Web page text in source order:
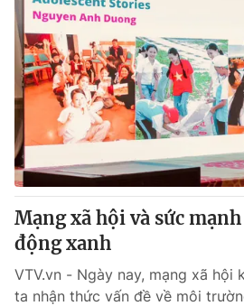
Theo dõi báo trên
Cơ quan chủ quản:Đài Truyền hình
Cơ quan báo chí:Thời báo VTV
Giấy phép hoạt động báo in và báo
cấp ngày 29/12/2023
Tổng Biên tập:Vũ Thanh Thủy
Phó Tổng Biên tập:Nguyễn Thị Mỹ
Nguyễn Trọng Ninh
Tổng đài VTV:024.38 355 931 -
Ðiện thoại Thời báo VTV:
024.66 897
Email:toasoan@vtv.vn
Mạng xã hội và sức
động xanh
VTV.vn - Ngày nay, mạng xã hội
ta nhận thức vấn đề về môi